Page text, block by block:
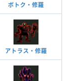
ボトク・修羅
アトラス・修羅